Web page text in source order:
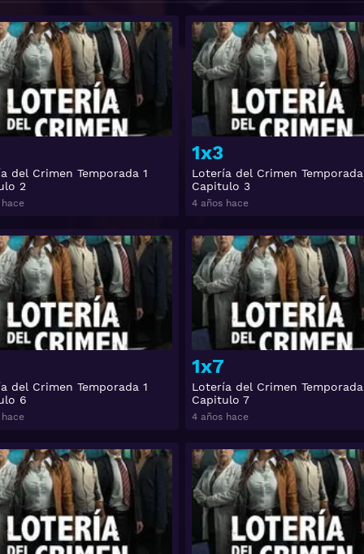
del Crimen Temporada 1
2
Ver
1x3
Lotería del Crimen Temporada
Capitulo 3
4 años hace
del Crimen Temporada 1
6
Ver
1x7
Lotería del Crimen Temporada
Capitulo 7
4 años hace
Ver